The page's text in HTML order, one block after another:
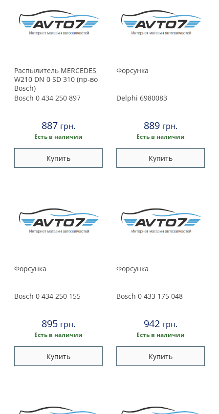
Распылитель MERCEDES
W210 DN 0 SD 310 (пр-во
Bosch)
Bosch 0 434 250 897
887 грн.
Есть в наличии
Купить
Форсунка
Delphi 6980083
889 грн.
Есть в наличии
Купить
Форсунка
Bosch 0 434 250 155
895 грн.
Есть в наличии
Купить
Форсунка
Bosch 0 433 175 048
942 грн.
Есть в наличии
Купить